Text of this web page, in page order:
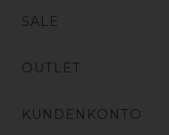
SALE
OUTLET
KUNDENKONTO